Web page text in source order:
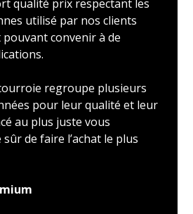
qualité prix respectant les
utilisé par nos clients
convenir à de
regroupe plusieurs
pour leur qualité et leur
au plus juste vous
de faire l’achat le plus